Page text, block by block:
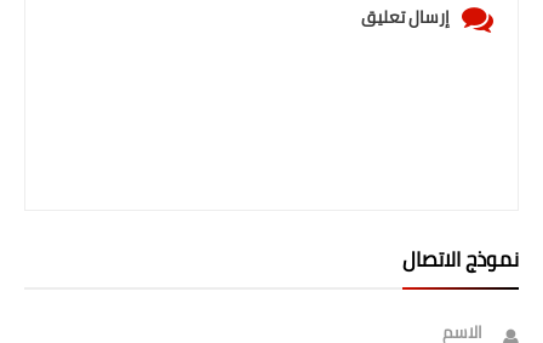
إرسال تعليق
نموذج الاتصال
الاسم